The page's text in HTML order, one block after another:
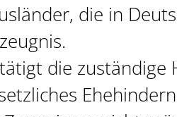
die in
die